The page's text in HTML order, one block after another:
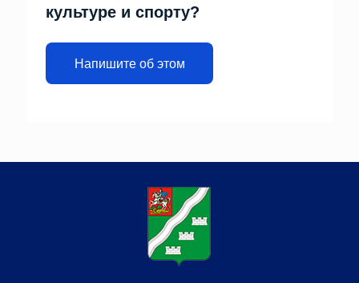
культуре и спорту?
Напишите об этом